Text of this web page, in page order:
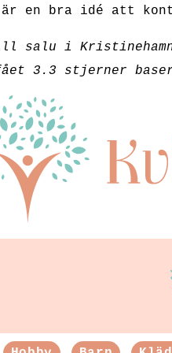
är en bra idé att
i Kristinehamn
3.3 stjerner